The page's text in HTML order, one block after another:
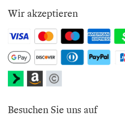
Wir akzeptieren
Besuchen Sie uns auf